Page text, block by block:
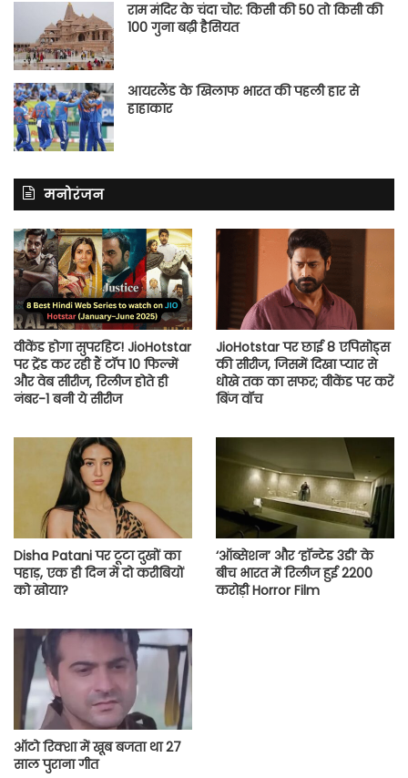
राम मंदिर के चंदा चोर: किसी की 50 तो किसी की
100 गुना बढ़ी हैसियत
आयरलैंड के खिलाफ भारत की पहली हार से
हाहाकार
मनोरंजन
वीकेंड होगा सुपरहिट! JioHotstar
पर ट्रेंड कर रही हैं टॉप 10 फिल्में
और वेब सीरीज, रिलीज होते ही
नंबर-1 बनी ये सीरीज
JioHotstar पर छाई 8 एपिसोड्स
की सीरीज, जिसमें दिखा प्यार से
धोखे तक का सफर; वीकेंड पर करें
बिंज वॉच
Disha Patani पर टूटा दुखों का
पहाड़, एक ही दिन में दो करीबियों
को खोया?
‘ऑब्सेशन’ और ‘हॉन्टेड 3डी’ के
बीच भारत में रिलीज हुई 2200
करोड़ी Horror Film
ऑटो रिक्शा में खूब बजता था 27
साल पुराना गीत